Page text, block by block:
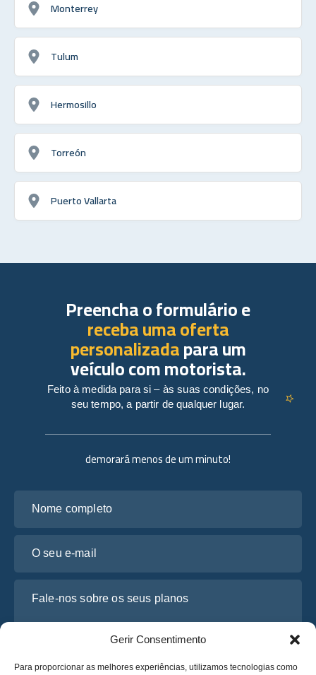
Gerir Consentimento
Para proporcionar as melhores experiências, utilizamos tecnologias como
Monterrey
Tulum
Hermosillo
Torreón
Puerto Vallarta
demorará menos de um minuto!
Preencha o formulário e
receba uma oferta
personalizadapara um
veículo com motorista.
Feito à medida para si – às suas condições, no
seu tempo, a partir de qualquer lugar.